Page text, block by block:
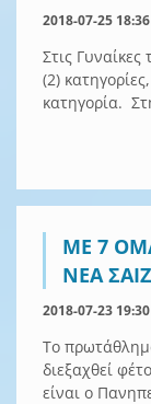
2018-07-25 18:36
Στις
(2)
κατηγορία.
ΜΕ 7
ΝΕΑ
2018-07-23 19:30
Το
διεξαχθεί
είναι ο